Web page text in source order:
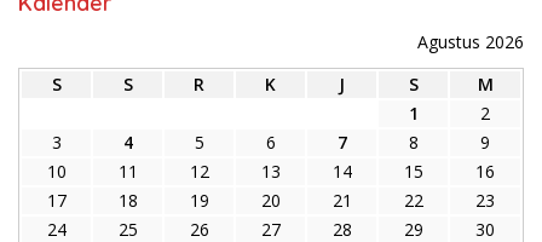
Agustus 2026
S
S R K J S
M
1
2
3
4 5 6 7 8
9
10
11 12 13 14 15
16
17
18 19 20 21 22
23
24
25 26 27 28 29
30